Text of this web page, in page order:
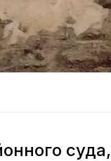
суда,